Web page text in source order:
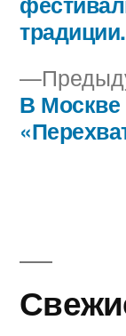
записям
В